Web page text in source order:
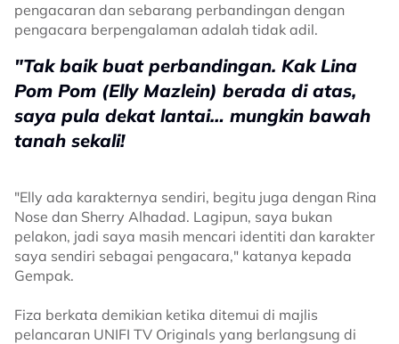
pengacaran dan sebarang perbandingan dengan
pengacara berpengalaman adalah tidak adil.
"Tak baik buat perbandingan. Kak Lina
Pom Pom (Elly Mazlein) berada di atas,
saya pula dekat lantai… mungkin bawah
tanah sekali!
"Elly ada karakternya sendiri, begitu juga dengan Rina
Nose dan Sherry Alhadad. Lagipun, saya bukan
pelakon, jadi saya masih mencari identiti dan karakter
saya sendiri sebagai pengacara," katanya kepada
Gempak.
Fiza berkata demikian ketika ditemui di majlis
pelancaran UNIFI TV Originals yang berlangsung di